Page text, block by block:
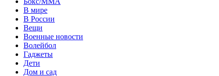
В мире
В России
Вещи
Военные новости
Волейбол
Гаджеты
Дети
Дом и сад